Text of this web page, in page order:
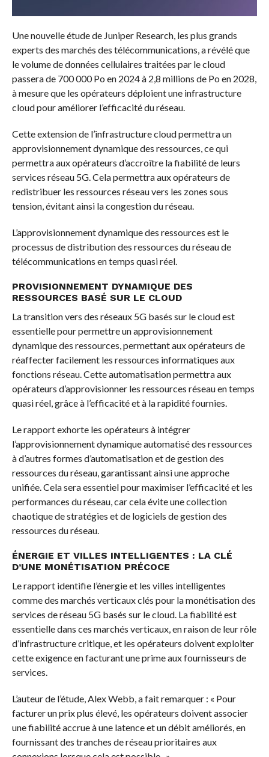
Une nouvelle étude de Juniper Research, les plus grands
experts des marchés des télécommunications, a révélé que
le volume de données cellulaires traitées par le cloud
passera de 700 000 Po en 2024 à 2,8 millions de Po en 2028,
à mesure que les opérateurs déploient une infrastructure
cloud pour améliorer l’efficacité du réseau.
Cette extension de l’infrastructure cloud permettra un
approvisionnement dynamique des ressources, ce qui
permettra aux opérateurs d’accroître la fiabilité de leurs
services réseau 5G. Cela permettra aux opérateurs de
redistribuer les ressources réseau vers les zones sous
tension, évitant ainsi la congestion du réseau.
L’approvisionnement dynamique des ressources est le
processus de distribution des ressources du réseau de
télécommunications en temps quasi réel.
PROVISIONNEMENT DYNAMIQUE DES
RESSOURCES BASÉ SUR LE CLOUD
La transition vers des réseaux 5G basés sur le cloud est
essentielle pour permettre un approvisionnement
dynamique des ressources, permettant aux opérateurs de
réaffecter facilement les ressources informatiques aux
fonctions réseau. Cette automatisation permettra aux
opérateurs d’approvisionner les ressources réseau en temps
quasi réel, grâce à l’efficacité et à la rapidité fournies.
Le rapport exhorte les opérateurs à intégrer
l’approvisionnement dynamique automatisé des ressources
à d’autres formes d’automatisation et de gestion des
ressources du réseau, garantissant ainsi une approche
unifiée. Cela sera essentiel pour maximiser l’efficacité et les
performances du réseau, car cela évite une collection
chaotique de stratégies et de logiciels de gestion des
ressources du réseau.
ÉNERGIE ET VILLES INTELLIGENTES : LA CLÉ
D’UNE MONÉTISATION PRÉCOCE
Le rapport identifie l’énergie et les villes intelligentes
comme des marchés verticaux clés pour la monétisation des
services de réseau 5G basés sur le cloud. La fiabilité est
essentielle dans ces marchés verticaux, en raison de leur rôle
d’infrastructure critique, et les opérateurs doivent exploiter
cette exigence en facturant une prime aux fournisseurs de
services.
L’auteur de l’étude, Alex Webb, a fait remarquer : « Pour
facturer un prix plus élevé, les opérateurs doivent associer
une fiabilité accrue à une latence et un débit améliorés, en
fournissant des tranches de réseau prioritaires aux